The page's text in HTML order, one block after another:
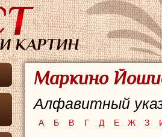
Маркино
Алфавитный
А Б В Г Д Е Ж З